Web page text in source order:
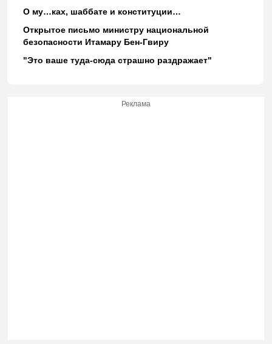
О му…ках, шаббате и конституции…
Открытое письмо министру национальной
безопасности Итамару Бен-Гвиру
"Это ваше туда-сюда страшно раздражает"
Реклама